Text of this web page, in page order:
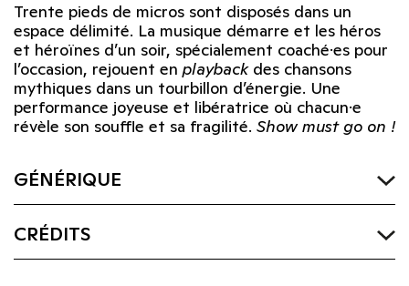
Trente pieds de micros sont disposés dans un
espace délimité. La musique démarre et les héros
et héroïnes d’un soir, spécialement coaché·es pour
l’occasion, rejouent en playbackdes chansons
mythiques dans un tourbillon d’énergie. Une
performance joyeuse et libératrice où chacun·e
révèle son souffle et sa fragilité. Show must go on !
GÉNÉRIQUE
CRÉDITS